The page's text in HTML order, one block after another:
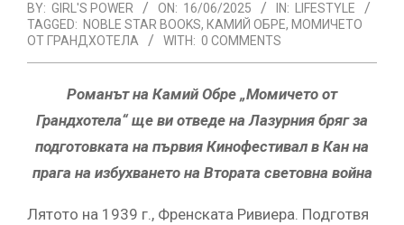
BY: GIRL'S POWER ON: 16/06/2025 IN: LIFESTYLE
TAGGED: NOBLE STAR BOOKS, КАМИЙ ОБРЕ, МОМИЧЕТО
ОТ ГРАНДХОТЕЛА
WITH: 0 COMMENTS
Романът на Камий Обре „Момичето от
Грандхотела“ ще ви отведе на Лазурния бряг за
подготовката на първия Кинофестивал в Кан на
прага на избухването на Втората световна война
Лятото на 1939 г., Френската Ривиера. Подготвя